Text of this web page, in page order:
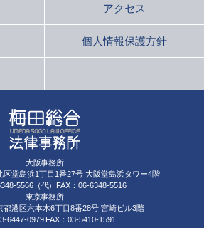
アクセス
個人情報保護方針
大阪事務所
区堂島浜1丁目1番27号 大阪堂島浜タワー4階
5566（代）FAX：06-6348-5516
東京事務所
都港区六本木6丁目8番28号 宮崎ビル3階
6447-0979 FAX：03-5410-1591